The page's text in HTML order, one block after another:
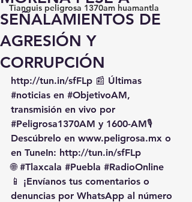
Tianguis peligrosa 1370am huamantla
SEÑALAMIENTOS DE
AGRESIÓN Y
CORRUPCIÓN
http://tun.in/sfFLp 📰 Últimas
#noticias en #ObjetivoAM,
transmisión en vivo por
#Peligrosa1370AM y 1600-AM🎙️
Descúbrelo en www.peligrosa.mx o
en TuneIn: http://tun.in/sfFLp
🌐 #Tlaxcala #Puebla #RadioOnline
📱 ¡Envíanos tus comentarios o
denuncias por WhatsApp al número